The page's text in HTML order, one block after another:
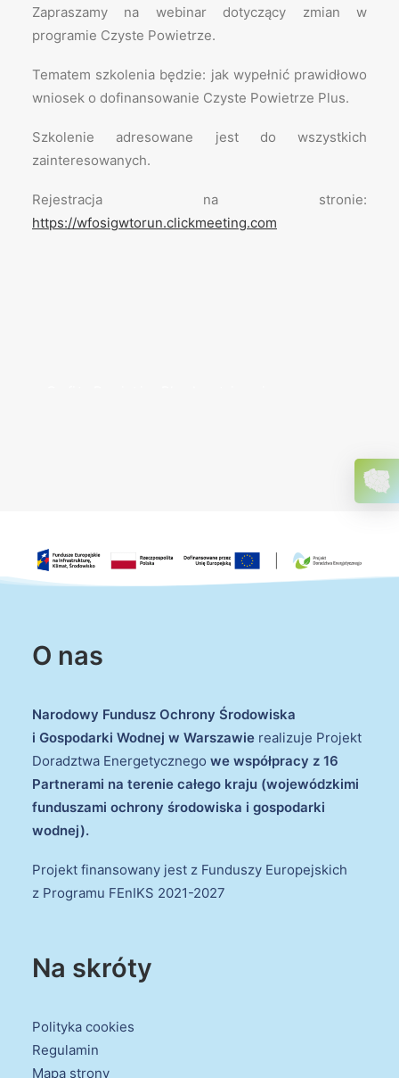
Zapraszamy na webinar dotyczący zmian w
programie Czyste Powietrze.
Tematem szkolenia będzie: jak wypełnić prawidłowo
wniosek o dofinansowanie Czyste Powietrze Plus.
Szkolenie adresowane jest do wszystkich
zainteresowanych.
Rejestracja na stronie:
https://wfosigwtorun.clickmeeting.com
O nas
Narodowy Fundusz Ochrony Środowiska
i Gospodarki Wodnej w Warszawie realizuje Projekt
Doradztwa Energetycznego we współpracy z 16
Partnerami na terenie całego kraju (wojewódzkimi
funduszami ochrony środowiska i gospodarki
wodnej).
Projekt finansowany jest z Funduszy Europejskich
z Programu FEnIKS 2021-2027
Na skróty
Polityka cookies
Regulamin
Mapa strony